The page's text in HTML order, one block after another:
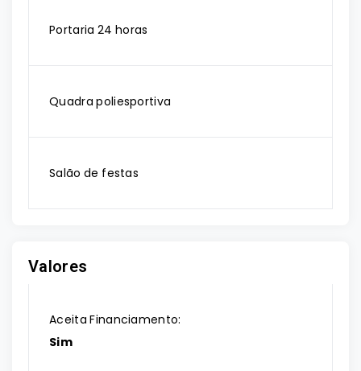
Portaria 24 horas
Quadra poliesportiva
Salão de festas
Valores
Aceita Financiamento:
Sim